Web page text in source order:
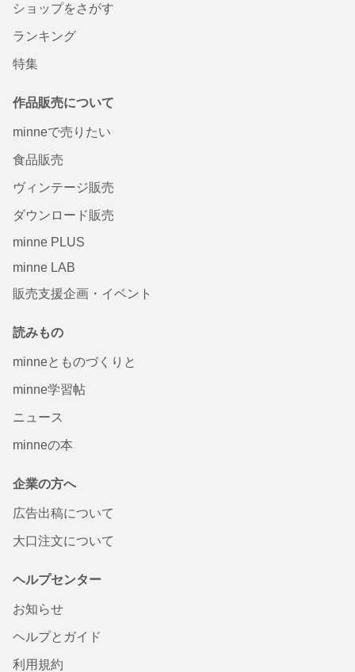
ショップをさがす
ランキング
特集
作品販売について
minneで売りたい
食品販売
ヴィンテージ販売
ダウンロード販売
minne PLUS
minne LAB
販売支援企画・イベント
読みもの
minneとものづくりと
minne学習帖
ニュース
minneの本
企業の方へ
広告出稿について
大口注文について
ヘルプセンター
お知らせ
ヘルプとガイド
利用規約